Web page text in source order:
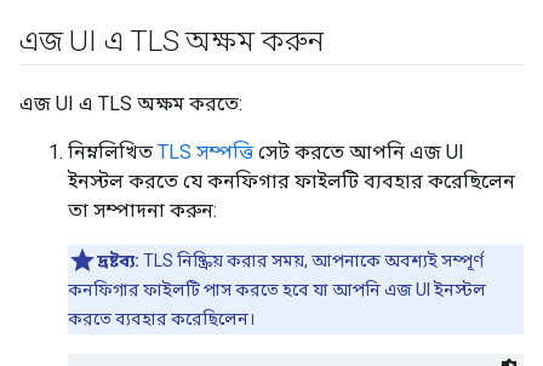
এজ UI এ TLS অক্ষম করুন
এজ UI এ TLS অক্ষম করতে:
নিম্নলিখিত TLS সম্পত্তি সেট করতে আপনি এজ UI
ইনস্টল করতে যে কনফিগার ফাইলটি ব্যবহার করেছিলেন
তা সম্পাদনা করুন:
দ্রষ্টব্য: TLS নিষ্ক্রিয় করার সময়, আপনাকে অবশ্যই সম্পূর্ণ
কনফিগার ফাইলটি পাস করতে হবে যা আপনি এজ UI ইনস্টল
করতে ব্যবহার করেছিলেন।